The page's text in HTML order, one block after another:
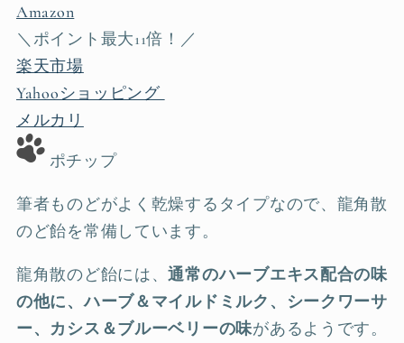
Amazon
＼ポイント最大11倍！／
楽天市場
Yahooショッピング
メルカリ
ポチップ
筆者ものどがよく乾燥するタイプなので、龍角散
のど飴を常備しています。
龍角散のど飴には、通常のハーブエキス配合の味
の他に、ハーブ＆マイルドミルク、シークワーサ
ー、カシス＆ブルーベリーの味があるようです。